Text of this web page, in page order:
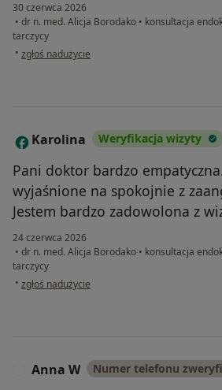
30 czerwca 2026
• dr n. med. Alicja Borodako • konsultacja
tarczycy
• w opinii użytkownika Małgorzata
zgłoś nadużycie
K Karolina Weryfikacja wizyty
Pani doktor bardzo
wyjaśnione na spokojnie z
Jestem bardzo zadowolona z
24 czerwca 2026
• dr n. med. Alicja Borodako • konsultacja
tarczycy
• w opinii użytkownika Karolina
zgłoś nadużycie
Anna W Numer telefonu